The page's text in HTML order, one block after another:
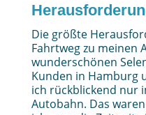
Die größte
Fahrtweg zu meinen
wunderschönen
Kunden in Hamburg
ich rückblickend nur
Autobahn. Das